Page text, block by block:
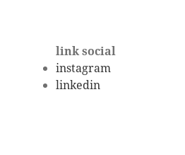
link social
instagram
linkedin